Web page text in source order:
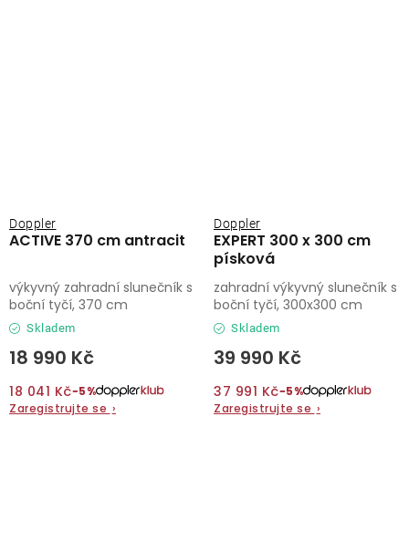
ACTIVE 370 cm antracit
Doppler
Skladem
18 990 Kč
18 041 Kč−5%
Zaregistrujte se ›
výkyvný zahradní slunečník s
boční tyčí, 370 cm
EXPERT 300 x 300 cm
písková
Doppler
Skladem
39 990 Kč
37 991 Kč−5%
Zaregistrujte se ›
zahradní výkyvný slunečník s
boční tyčí, 300x300 cm